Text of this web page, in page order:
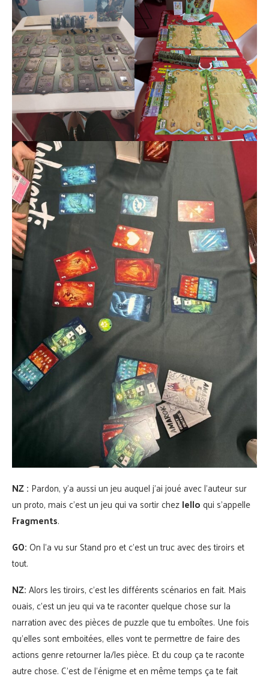
NZ : Pardon, y’a aussi un jeu auquel j’ai joué avec l’auteur sur
un proto, mais c’est un jeu qui va sortir chezIelloqui s’appelle
Fragments.
GO:On l’a vu sur Stand pro et c’est un truc avec des tiroirs et
tout.
NZ:Alors les tiroirs, c’est les différents scénarios en fait. Mais
ouais, c’est un jeu qui va te raconter quelque chose sur la
narration avec des pièces de puzzle que tu emboîtes. Une fois
qu’elles sont emboitées, elles vont te permettre de faire des
actions genre retourner la/les pièce. Et du coup ça te raconte
autre chose. C’est de l’énigme et en même temps ça te fait